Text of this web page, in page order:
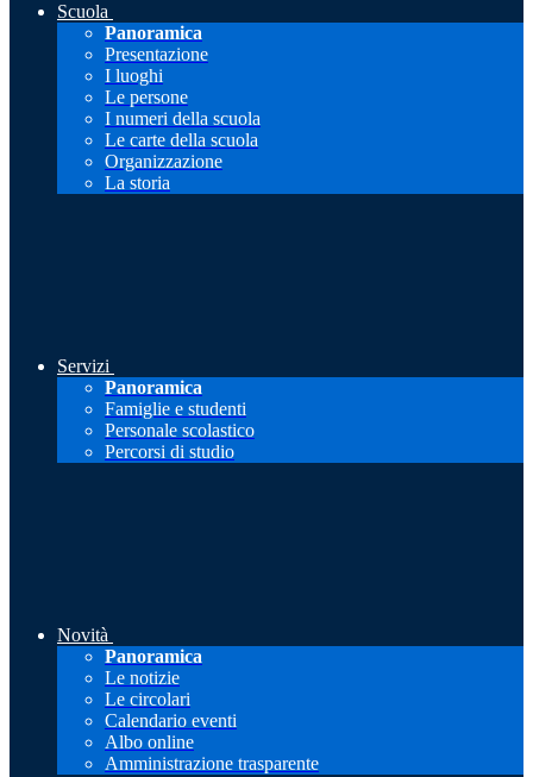
Scuola
Panoramica
Presentazione
I luoghi
Le persone
I numeri della scuola
Le carte della scuola
Organizzazione
La storia
Servizi
Panoramica
Famiglie e studenti
Personale scolastico
Percorsi di studio
Novità
Panoramica
Le notizie
Le circolari
Calendario eventi
Albo online
Amministrazione trasparente